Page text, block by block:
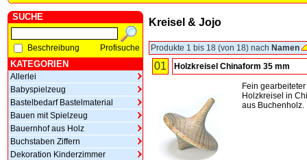
SUCHE
Beschreibung Profisuche
KATEGORIEN
Allerlei
Babyspielzeug
Bastelbedarf Bastelmaterial
Bauen mit Spielzeug
Bauernhof aus Holz
Buchstaben Ziffern
Dekoration Kinderzimmer
Kreisel & Jojo
Produkte 1 bis 18 (von 18) nach Namen
01 Holzkreisel Chinaform 35 mm
Fein gearbeiteter
Holzkreisel in
aus Buchenholz.